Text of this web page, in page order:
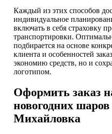
Каждый из этих способов
индивидуальное
включать в себя страховку
транспортировки.
подбирается на основе
клиента и особенностей
экономию средств, но и
логотипом.
Оформить заказ
новогодних
Михайловка